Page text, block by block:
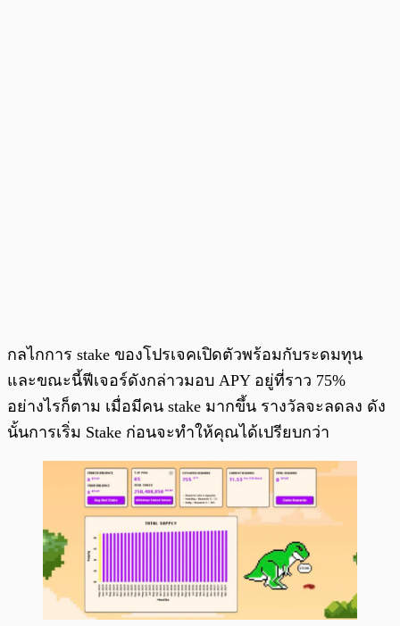
กลไกการ stake ของโปรเจคเปิดตัวพร้อมกับระดมทุน
และขณะนี้ฟีเจอร์ดังกล่าวมอบ APY อยู่ที่ราว 75%
อย่างไรก็ตาม เมื่อมีคน stake มากขึ้น รางวัลจะลดลง ดัง
นั้นการเริ่ม Stake ก่อนจะทำให้คุณได้เปรียบกว่า